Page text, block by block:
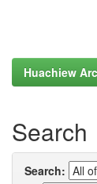
Huachiew
Search
Search: